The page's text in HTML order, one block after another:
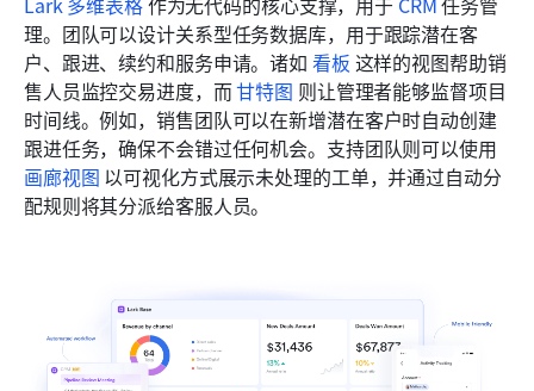
理。团队可以设计关系型任务数据库，用于跟踪潜在客
户、跟进、续约和服务申请。诸如 看板 这样的视图帮助销
售人员监控交易进度，而 甘特图 则让管理者能够监督项目
时间线。例如，销售团队可以在新增潜在客户时自动创建
画廊视图 以可视化方式展示未处理的工单，并通过自动分
配规则将其分派给客服人员。